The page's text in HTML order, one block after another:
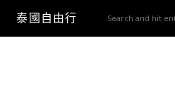
泰國自由行